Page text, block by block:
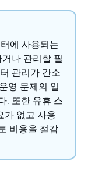
에 사용되는
나 관리할 필
관리가 간소
영 문제의 일
. 또한 유휴 스
가 없고 사용
비용을 절감